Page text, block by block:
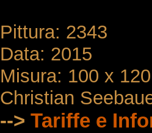
Pittura: 2343
Data: 2015
Misura: 100 x
Christian
--> Tariffe e